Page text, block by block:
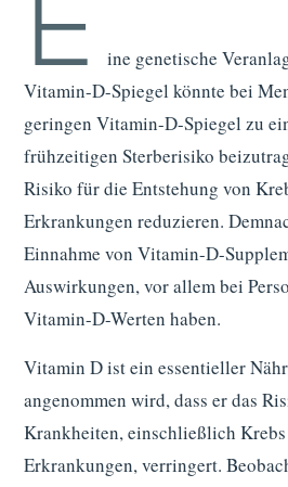
ine genetische
Vitamin-D-Spiegel könnte bei
geringen Vitamin-D-Spiegel zu
frühzeitigen Sterberisiko
Risiko für die Entstehung von
Erkrankungen reduzieren.
Einnahme von Vitamin-D-
Auswirkungen, vor allem bei
Vitamin-D-Werten haben.
Vitamin D ist ein essentieller
angenommen wird, dass er das
Krankheiten, einschließlich
Erkrankungen, verringert.